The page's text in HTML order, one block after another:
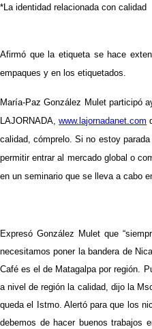
*La identidad relacionada con calidad
Afirmó que la etiqueta se hace
empaques y en los etiquetados.
María-Paz González Mulet participó
LAJORNADA,www.lajornadanet.com
calidad, cómprelo. Si no estoy
permitir entrar al mercado global o
en un seminario que se lleva a cabo
Expresó González Mulet que
necesitamos poner la bandera de
Café es el de Matagalpa por región.
a nivel de región la calidad, dijo la
queda el Istmo. Alertó para que los
debemos de hacer buenos trabajos